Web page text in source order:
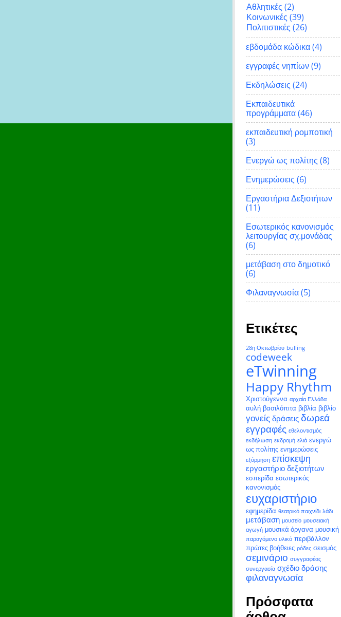
Αθλητικές (2)
Κοινωνικές (39)
Πολιτιστικές (26)
εβδομάδα κώδικα(4)
εγγραφές νηπίων(9)
Εκδηλώσεις (24)
Εκπαιδευτικά
προγράμματα(46)
εκπαιδευτική ρομποτική
(3)
Ενεργώ ως πολίτης (8)
Ενημερώσεις (6)
Εργαστήρια Δεξιοτήτων
(11)
Εσωτερικός κανονισμός
λειτουργίας σχ.μονάδας
(6)
μετάβαση στο δημοτικό
(6)
Φιλαναγνωσία(5)
Ετικέτες
28η Οκτωβρίου bulling
codeweek
eTwinning
Happy Rhythm
Χριστούγεννα αρχαία Ελλάδα
αυλή βασιλόπιτα βιβλία βιβλίο
γονείς δράσεις δωρεά
εγγραφές εθελοντισμός
εκδήλωση εκδρομή ελιά ενεργώ
ως πολίτης ενημερώσεις
εξόρμηση επίσκεψη
εργαστήριο δεξιοτήτων
εσπερίδα εσωτερικός
κανονισμός
ευχαριστήριο
εφημερίδα θεατρικό παιχνίδι λάδι
μετάβαση μουσείο μουσειακή
αγωγή μουσικά όργανα μουσική
παραγόμενο υλικό περιβάλλον
πρώτες βοήθειες ρόδες σεισμός
σεμινάριο συγγραφέας
συνεργασία σχέδιο δράσης
φιλαναγνωσία
Πρόσφατα